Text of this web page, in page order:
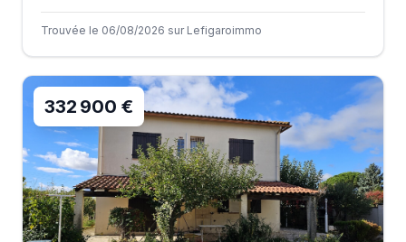
Trouvée le 06/08/2026 sur Lefigaroimmo
332 900 €